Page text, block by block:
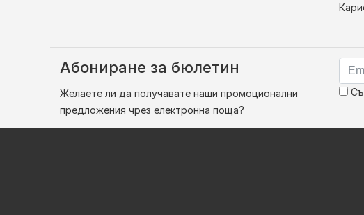
Абониране за бюлетин
Желаете ли да получавате наши промоционални
предложения чрез електронна поща?